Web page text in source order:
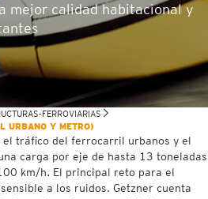
mejor calidad habitacional y
FERROVIARIAS
URBANO Y METRO)
el tráfico del ferrocarril urbanos y el
carga por eje de hasta 13 toneladas
km/h. El principal reto para el
a los ruidos. Getzner cuenta